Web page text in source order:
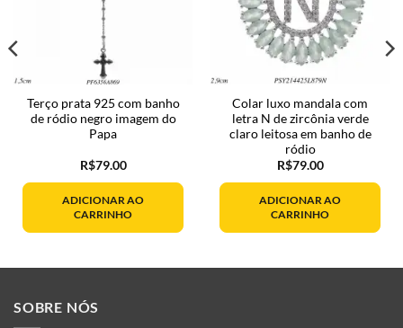
Terço prata 925 com banho
de ródio negro imagem do
Papa
R$79.00
ADICIONAR AO
CARRINHO
Colar luxo mandala com
letra N de zircônia verde
claro leitosa em banho de
ródio
R$79.00
ADICIONAR AO
CARRINHO
SOBRE NÓS